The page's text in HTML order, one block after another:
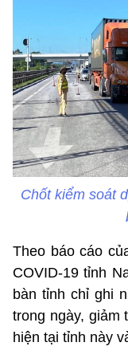
Chốt kiểm soát
Theo báo cáo
COVID-19 tỉnh
bàn tỉnh chỉ ghi
trong ngày, giảm
hiện tại tỉnh này